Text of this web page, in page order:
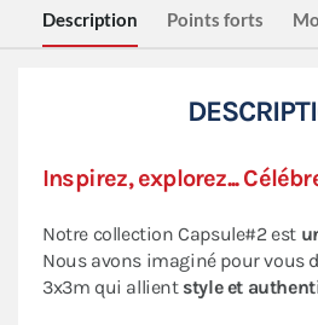
Description Points forts
Inspirez, explorez...
Notre collection Capsule#2 est
Nous avons imaginé pour vous
3x3m qui allient style et